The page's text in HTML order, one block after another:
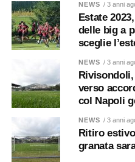
NEWS / 3 anni
Estate
delle big a
sceglie
NEWS / 3 anni
verso
col Napoli
NEWS / 3 anni
Ritiro
granata